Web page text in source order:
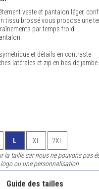
veste et pantalon léger,
tissu brossé vous propose une
par temps froid.
et détails en contraste
latérales et zip en bas de jambe.
L XL
2XL
la taille car nous ne pouvons pas
ou une personnalisation
Guide des tailles